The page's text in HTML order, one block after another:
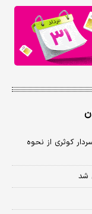
کوثری از نحوه
شد